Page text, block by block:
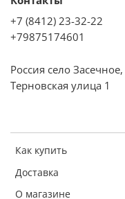
Как купить
Доставка
О магазине
+7 (8412) 23-32-22
+79875174601
Россия село
Терновская улица 1